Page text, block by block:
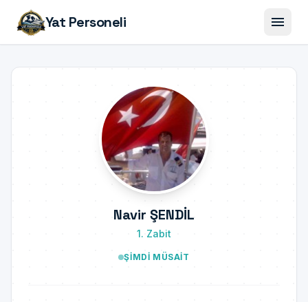
Yat Personeli menu
Navir ŞENDİL
1. Zabit
ŞIMDI MÜSAIT